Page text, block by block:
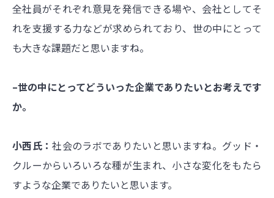
全社員がそれぞれ意見を発信できる場や、会社としてそ
れを支援する力などが求められており、世の中にとって
も大きな課題だと思いますね。
–世の中にとってどういった企業でありたいとお考えです
か。
小西氏：社会のラボでありたいと思いますね。グッド・
クルーからいろいろな種が生まれ、小さな変化をもたら
すような企業でありたいと思います。